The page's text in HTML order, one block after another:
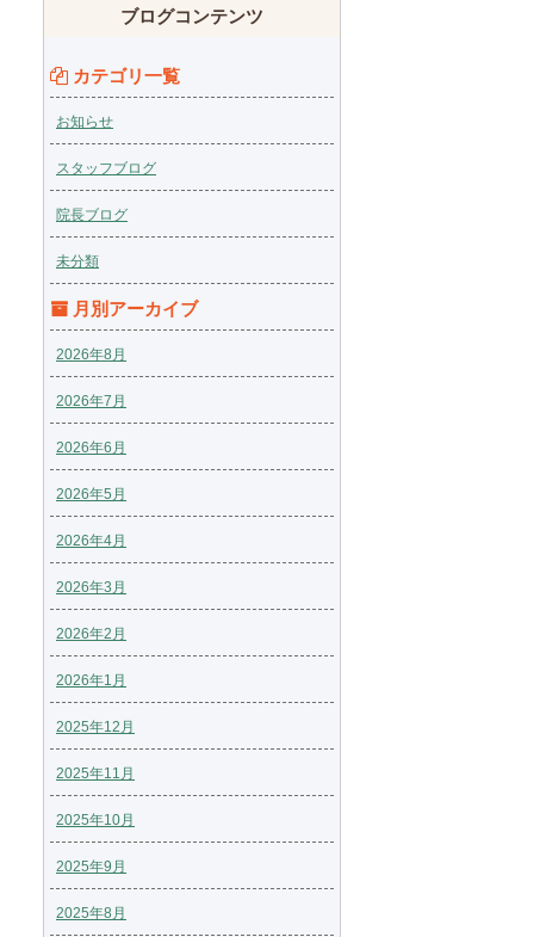
ブログコンテンツ
カテゴリ一覧
お知らせ
スタッフブログ
院長ブログ
未分類
月別アーカイブ
2026年8月
2026年7月
2026年6月
2026年5月
2026年4月
2026年3月
2026年2月
2026年1月
2025年12月
2025年11月
2025年10月
2025年9月
2025年8月